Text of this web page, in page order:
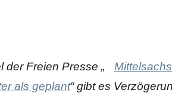
der Freien Presse „
als geplant“ gibt es